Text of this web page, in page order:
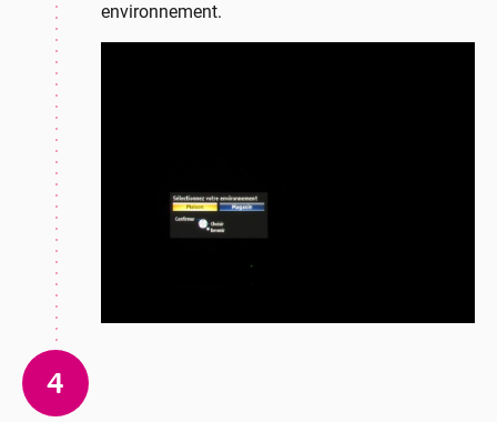
environnement.
4